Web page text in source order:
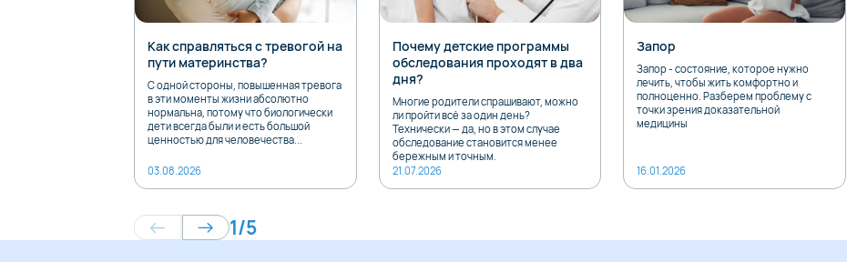
Как справляться с тревогой на
пути материнства?
С одной стороны, повышенная тревога
в эти моменты жизни абсолютно
нормальна, потому что биологически
дети всегда были и есть большой
ценностью для человечества...
03.08.2026
Почему детские программы
обследования проходят в два
дня?
Многие родители спрашивают, можно
ли пройти всё за один день?
Технически — да, но в этом случае
обследование становится менее
бережным и точным.
21.07.2026
Запор
Запор - состояние, которое нужно
лечить, чтобы жить комфортно и
полноценно. Разберем проблему с
точки зрения доказательной
медицины
16.01.2026
1/5